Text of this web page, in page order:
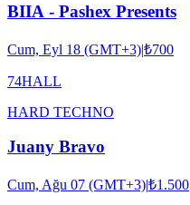
BIIA - Pashex Presents
Cum, Eyl 18 (GMT+3)|₺700
74HALL
HARD TECHNO
Juany Bravo
Cum, Ağu 07 (GMT+3)|₺1.500